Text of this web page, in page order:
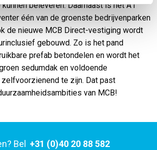
beleveren. Daarnaast is het A1
één van de groenste bedrijvenparken
de nieuwe MCB Direct-vestiging wordt
gebouwd. Zo is het pand
prefab betondelen en wordt het
sedumdak en voldoende
te zijn. Dat past
van MCB!
Bel +31 (0)40 20 88 582